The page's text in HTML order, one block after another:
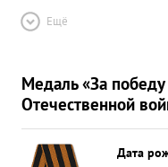
Ещё
Медаль «За
Отечественной
Дата